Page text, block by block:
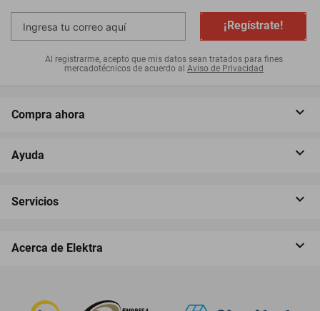
¡Regístrate!
Al registrarme, acepto que mis datos sean tratados para fines
mercadotécnicos de acuerdo al Aviso de Privacidad
Compra ahora
Ayuda
Servicios
Acerca de Elektra